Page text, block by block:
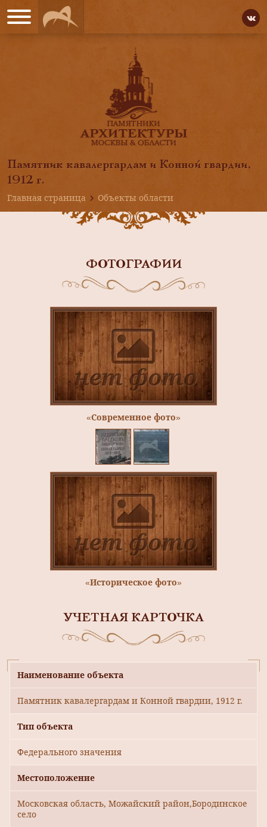
Памятник кавалергардам и Конной гвардии,
1912 г.
Главная страница
Объекты области
ФОТОГРАФИИ
«Современное фото»
«Историческое фото»
УЧЕТНАЯ КАРТОЧКА
Наименование объекта
Памятник кавалергардам и Конной гвардии, 1912 г.
Тип объекта
Федерального значения
Местоположение
Московская область, Можайский район,Бородинское
село